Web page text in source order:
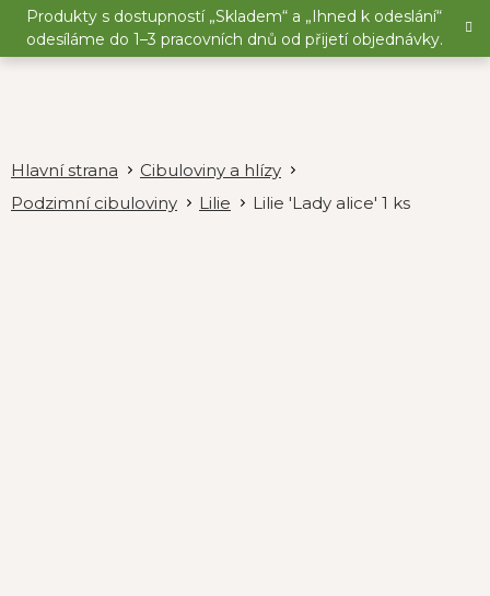
Přejít
obsah
Produkty s dostupností „Skladem“ a „Ihned k odeslání“
odesíláme do 1–3 pracovních dnů od přijetí objednávky.
Cibuloviny a hlízy
Podzimní cibuloviny
Lilie Lilie 'Lady alice' 1 ks